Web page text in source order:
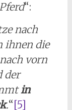
“:
nach
ihnen die
vorn
der
in
.“[5]